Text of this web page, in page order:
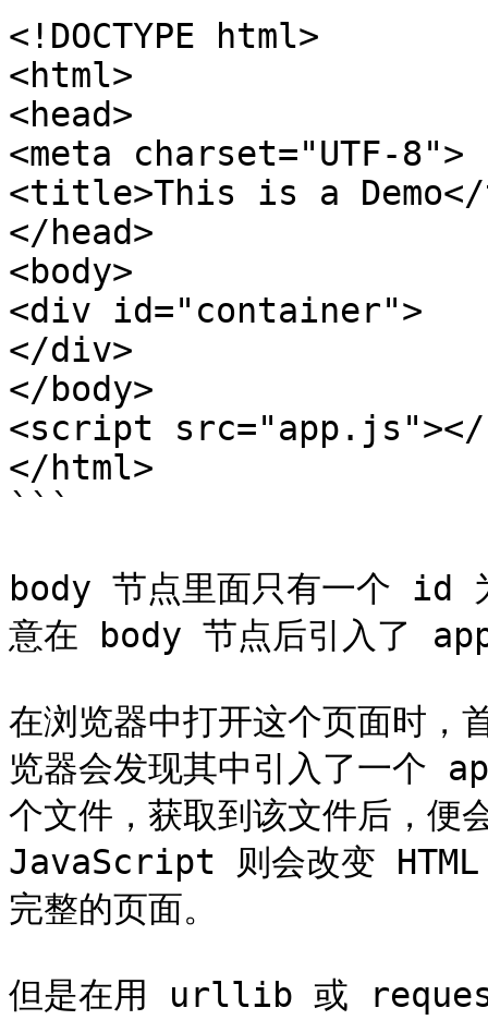
<!DOCTYPE html>
<html>
<head>
<meta charset="UTF-8">
<title>This is a
</head>
<body>
<div id="container">
</div>
</body>
<script
</html>
```
body 节点里面只有一个 id
意在 body 节点后引入了
在浏览器中打开这个页面时，
览器会发现其中引入了一个
个文件，获取到该文件后，
JavaScript 则会改变 HTML
完整的页面。
但是在用 urllib 或